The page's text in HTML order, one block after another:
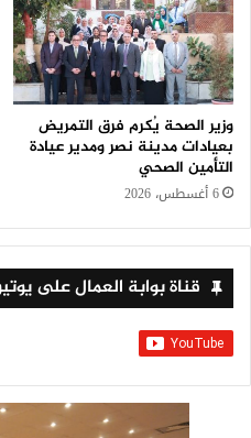
وزير الصحة يُكرم فرق التمريض
بعيادات مدينة نصر ومدير عيادة
التأمين الصحي
6 أغسطس، 2026
قناة بوابة العمال على